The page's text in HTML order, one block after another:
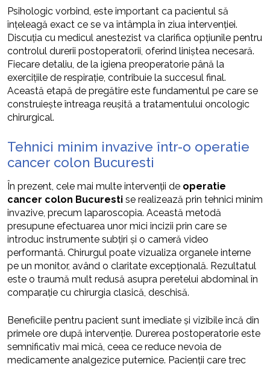
Psihologic vorbind, este important ca pacientul să
înțeleagă exact ce se va întâmpla în ziua intervenției.
Discuția cu medicul anestezist va clarifica opțiunile pentru
controlul durerii postoperatorii, oferind liniștea necesară.
Fiecare detaliu, de la igiena preoperatorie până la
exercițiile de respirație, contribuie la succesul final.
Această etapă de pregătire este fundamentul pe care se
construiește întreaga reușită a tratamentului oncologic
chirurgical.
Tehnici minim invazive într-o operatie
cancer colon Bucuresti
În prezent, cele mai multe intervenții de operatie
cancer colon Bucuresti se realizează prin tehnici minim
invazive, precum laparoscopia. Această metodă
presupune efectuarea unor mici incizii prin care se
introduc instrumente subțiri și o cameră video
performantă. Chirurgul poate vizualiza organele interne
pe un monitor, având o claritate excepțională. Rezultatul
este o traumă mult redusă asupra peretelui abdominal în
comparație cu chirurgia clasică, deschisă.
Beneficiile pentru pacient sunt imediate și vizibile încă din
primele ore după intervenție. Durerea postoperatorie este
semnificativ mai mică, ceea ce reduce nevoia de
medicamente analgezice puternice. Pacienții care trec